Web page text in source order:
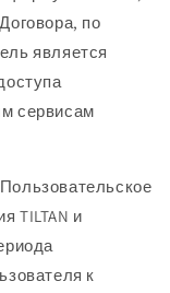
по
является
сервисам
TILTAN и
к